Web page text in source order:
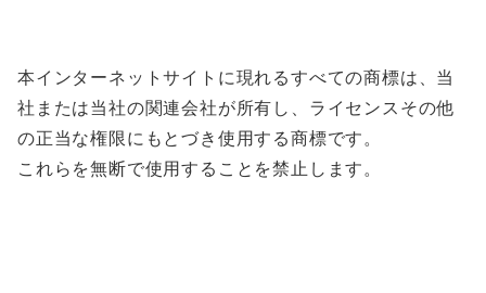
本インターネットサイトに現れるすべての商標は、当
社または当社の関連会社が所有し、ライセンスその他
の正当な権限にもとづき使用する商標です。
これらを無断で使用することを禁止します。